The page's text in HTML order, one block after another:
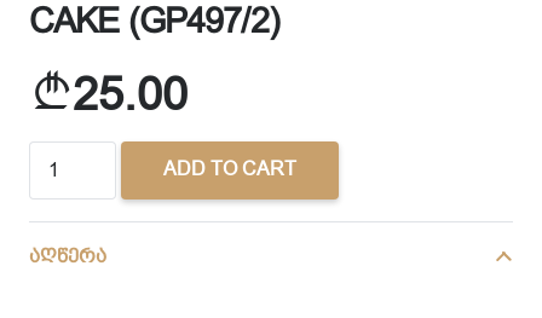
CAKE (GP497/2)
25.00
CAKE
(GP497/2)
quantity
ADD TO CART
აღწერა